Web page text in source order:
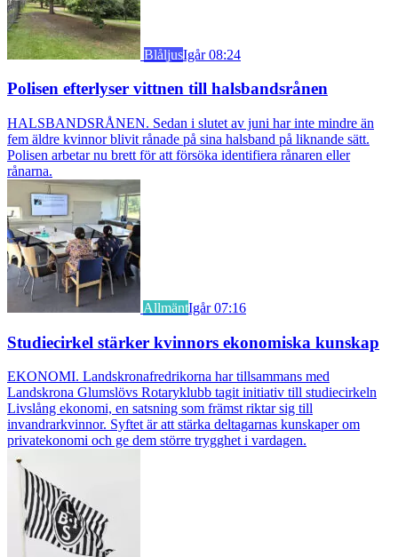
BlåljusIgår 08:24
Polisen efterlyser vittnen till halsbandsrånen
HALSBANDSRÅNEN. Sedan i slutet av juni har inte mindre än
fem äldre kvinnor blivit rånade på sina halsband på liknande sätt.
Polisen arbetar nu brett för att försöka identifiera rånaren eller
rånarna.
AllmäntIgår 07:16
Studiecirkel stärker kvinnors ekonomiska kunskap
EKONOMI. Landskronafredrikorna har tillsammans med
Landskrona Glumslövs Rotaryklubb tagit initiativ till studiecirkeln
Livslång ekonomi, en satsning som främst riktar sig till
invandrarkvinnor. Syftet är att stärka deltagarnas kunskaper om
privatekonomi och ge dem större trygghet i vardagen.